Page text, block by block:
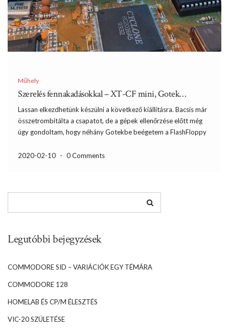
Műhely
Szerelés fennakadásokkal – XT-CF mini, Gotek…
Lassan elkezdhetünk készülni a következő kiállításra. Bacsis már
összetrombitálta a csapatot, de a gépek ellenőrzése előtt még
úgy gondoltam, hogy néhány Gotekbe beégetem a FlashFloppy
adaptert. A Gotek hasznosítható a saját gépeimhez, az XT-IDE
2020-02-10 - 0 Comments
Legutóbbi bejegyzések
COMMODORE SID – VARIÁCIÓK EGY TÉMÁRA
COMMODORE 128
HOMELAB ÉS CP/M ÉLESZTÉS
VIC-20 SZÜLETÉSE